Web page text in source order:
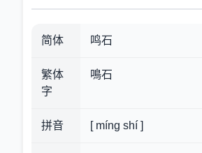
简体 鸣石
繁体
字
鳴石
拼音 [ míng shí ]